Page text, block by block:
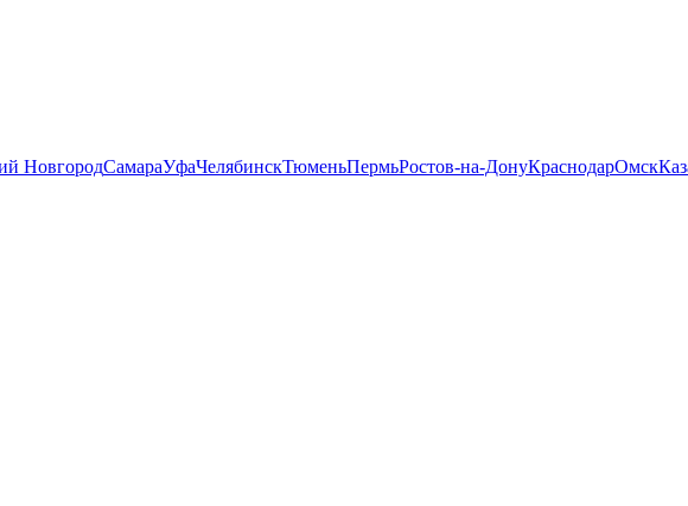
НовгородСамараУфаЧелябинскТюменьПермьРостов-на-ДонуКраснодарОмск